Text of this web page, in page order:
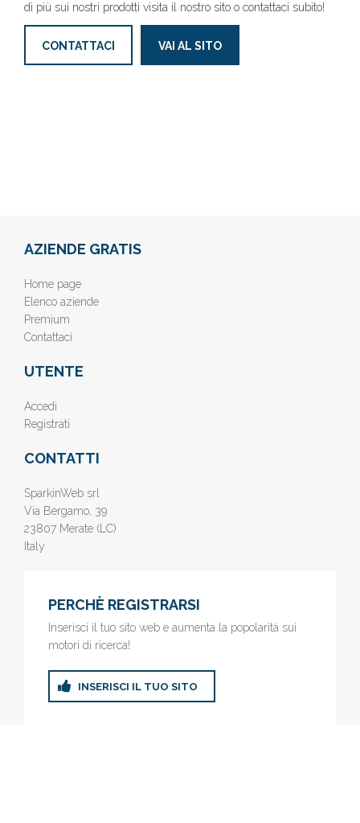
di più sui nostri prodotti visita il nostro sito o contattaci subito!
CONTATTACI VAI AL SITO
AZIENDE GRATIS
Home page
Elenco aziende
Premium
Contattaci
UTENTE
Accedi
Registrati
CONTATTI
SparkinWeb srl
Via Bergamo, 39
23807 Merate (LC)
Italy
PERCHÈ REGISTRARSI
Inserisci il tuo sito web e aumenta la popolarità sui
motori di ricerca!
INSERISCI IL TUO SITO